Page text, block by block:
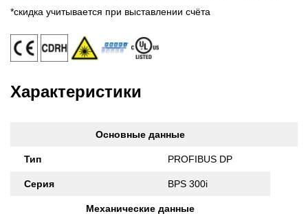
*скидка учитывается при выставлении счёта
Характеристики
Основные данные
Тип PROFIBUS DP
Серия BPS 300i
Механические данные